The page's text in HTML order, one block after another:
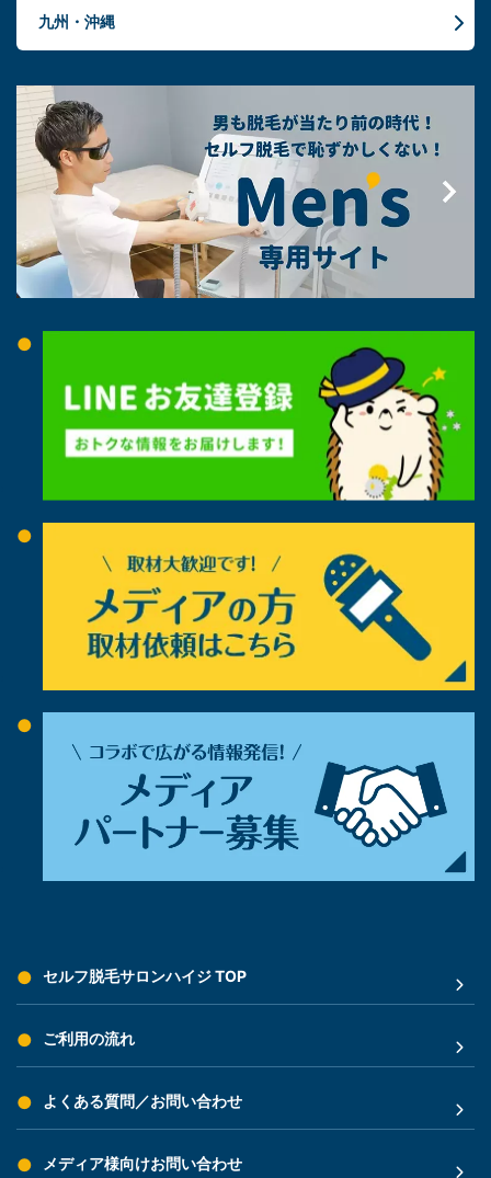
九州・沖縄
セルフ脱毛サロンハイジ TOP
ご利用の流れ
よくある質問／お問い合わせ
メディア様向けお問い合わせ